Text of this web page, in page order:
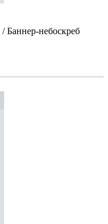
/ Баннер-небоскреб